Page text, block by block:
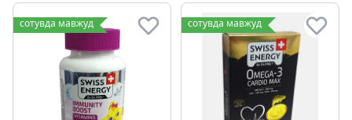
сотувда мавжуд сотувда мавжуд